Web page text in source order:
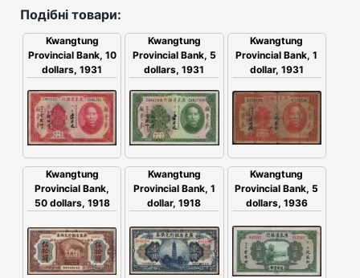
Подібні товари:
Kwangtung
Provincial Bank, 10
dollars, 1931
Kwangtung
Provincial Bank, 5
dollars, 1931
Kwangtung
Provincial Bank, 1
dollar, 1931
Kwangtung
Provincial Bank,
50 dollars, 1918
Kwangtung
Provincial Bank, 1
dollar, 1918
Kwangtung
Provincial Bank, 5
dollars, 1936